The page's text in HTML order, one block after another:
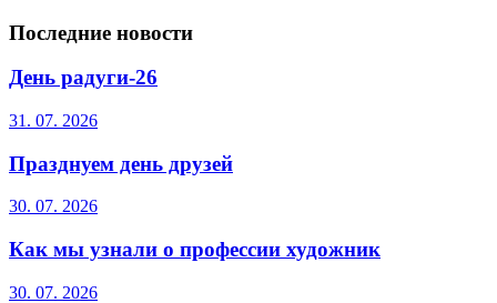
Последние новости
День радуги-26
31. 07. 2026
Празднуем день друзей
30. 07. 2026
Как мы узнали о профессии художник
30. 07. 2026